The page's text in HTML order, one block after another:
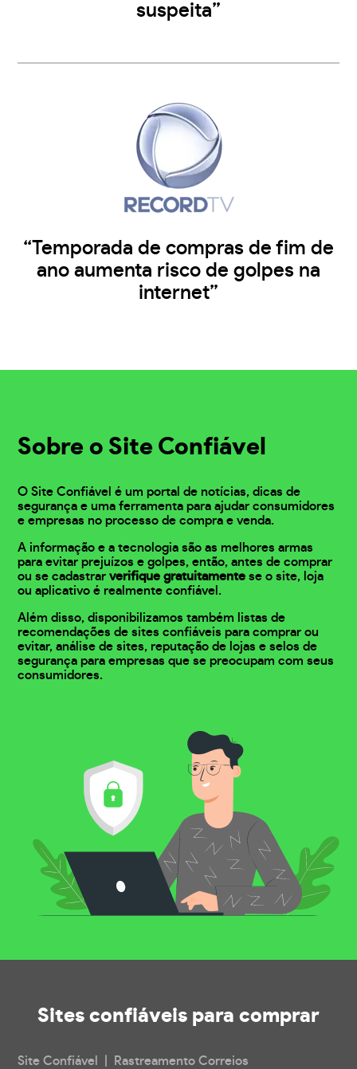
suspeita”
“Temporada de compras de fim de
ano aumenta risco de golpes na
internet”
Sobre o Site Confiável
O Site Confiável é um portal de notícias, dicas de
segurança e uma ferramenta para ajudar consumidores
e empresas no processo de compra e venda.
A informação e a tecnologia são as melhores armas
para evitar prejuízos e golpes, então, antes de comprar
ou se cadastrarverifique gratuitamente se o site, loja
ou aplicativo é realmente confiável.
Além disso, disponibilizamos também listas de
recomendações de sites confiáveis para comprar ou
evitar, análise de sites, reputação de lojas e selos de
segurança para empresas que se preocupam com seus
consumidores.
Sites confiáveis para comprar
Site Confiável | Rastreamento Correios